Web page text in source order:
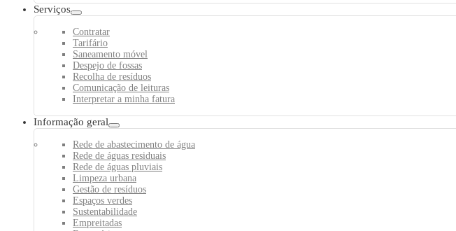
Serviços
Contratar
Tarifário
Saneamento móvel
Despejo de fossas
Recolha de resíduos
Comunicação de leituras
Interpretar a minha fatura
Informação geral
Rede de abastecimento de água
Rede de águas residuais
Rede de águas pluviais
Limpeza urbana
Gestão de resíduos
Espaços verdes
Sustentabilidade
Empreitadas